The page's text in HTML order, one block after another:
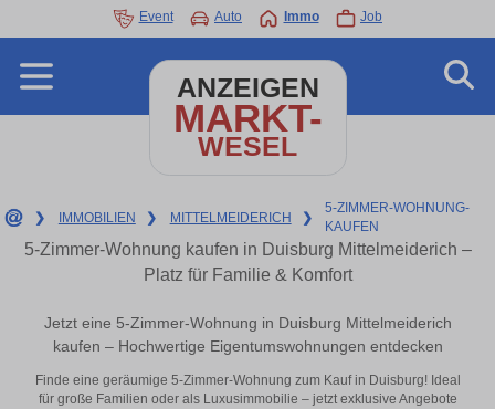
Event Auto Immo Job
ANZEIGEN
MARKT-
WESEL
❯ IMMOBILIEN ❯ MITTELMEIDERICH ❯
5-ZIMMER-WOHNUNG-
KAUFEN
5-Zimmer-Wohnung kaufen in Duisburg Mittelmeiderich –
Platz für Familie & Komfort
Jetzt eine 5-Zimmer-Wohnung in Duisburg Mittelmeiderich
kaufen – Hochwertige Eigentumswohnungen entdecken
Finde eine geräumige 5-Zimmer-Wohnung zum Kauf in Duisburg! Ideal
für große Familien oder als Luxusimmobilie – jetzt exklusive Angebote